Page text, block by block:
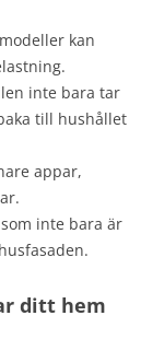
kan
inte bara tar
till hushållet
appar,
inte bara är
ditt hem